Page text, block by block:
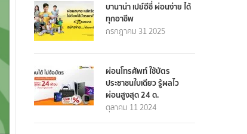
บานาน่า เปย์อีซี่ ผ่อนง่าย ได้
ทุกอาชีพ
กรกฎาคม 31 2025
ผ่อนโทรศัพท์ ใช้บัตร
ประชาชนใบเดียว รู้ผลไว
ผ่อนสูงสุด 24 ด.
ตุลาคม 11 2024